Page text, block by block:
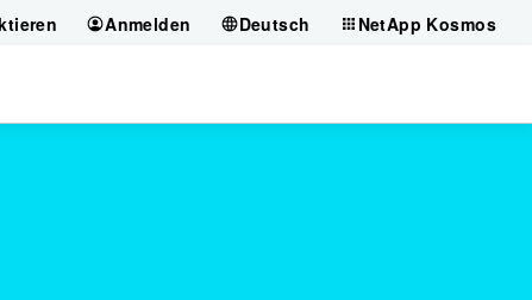
Anmelden Deutsch NetApp Kosmos